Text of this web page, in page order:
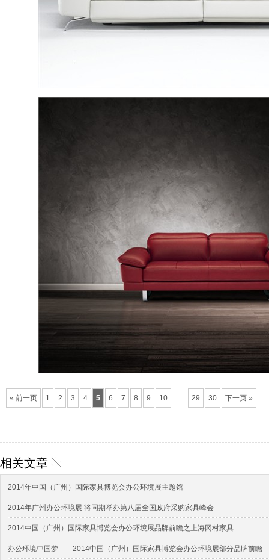
« 前一页 1 2 3 4 5 6 7 8 9 10 … 29 30 下一页 »
相关文章
2014年中国（广州）国际家具博览会办公环境展主题馆
2014年广州办公环境展 将同期举办第八届全国政府采购家具峰会
2014中国（广州）国际家具博览会办公环境展品牌前瞻之上海冈村家具
办公环境中国梦——2014中国（广州）国际家具博览会办公环境展部分品牌前瞻